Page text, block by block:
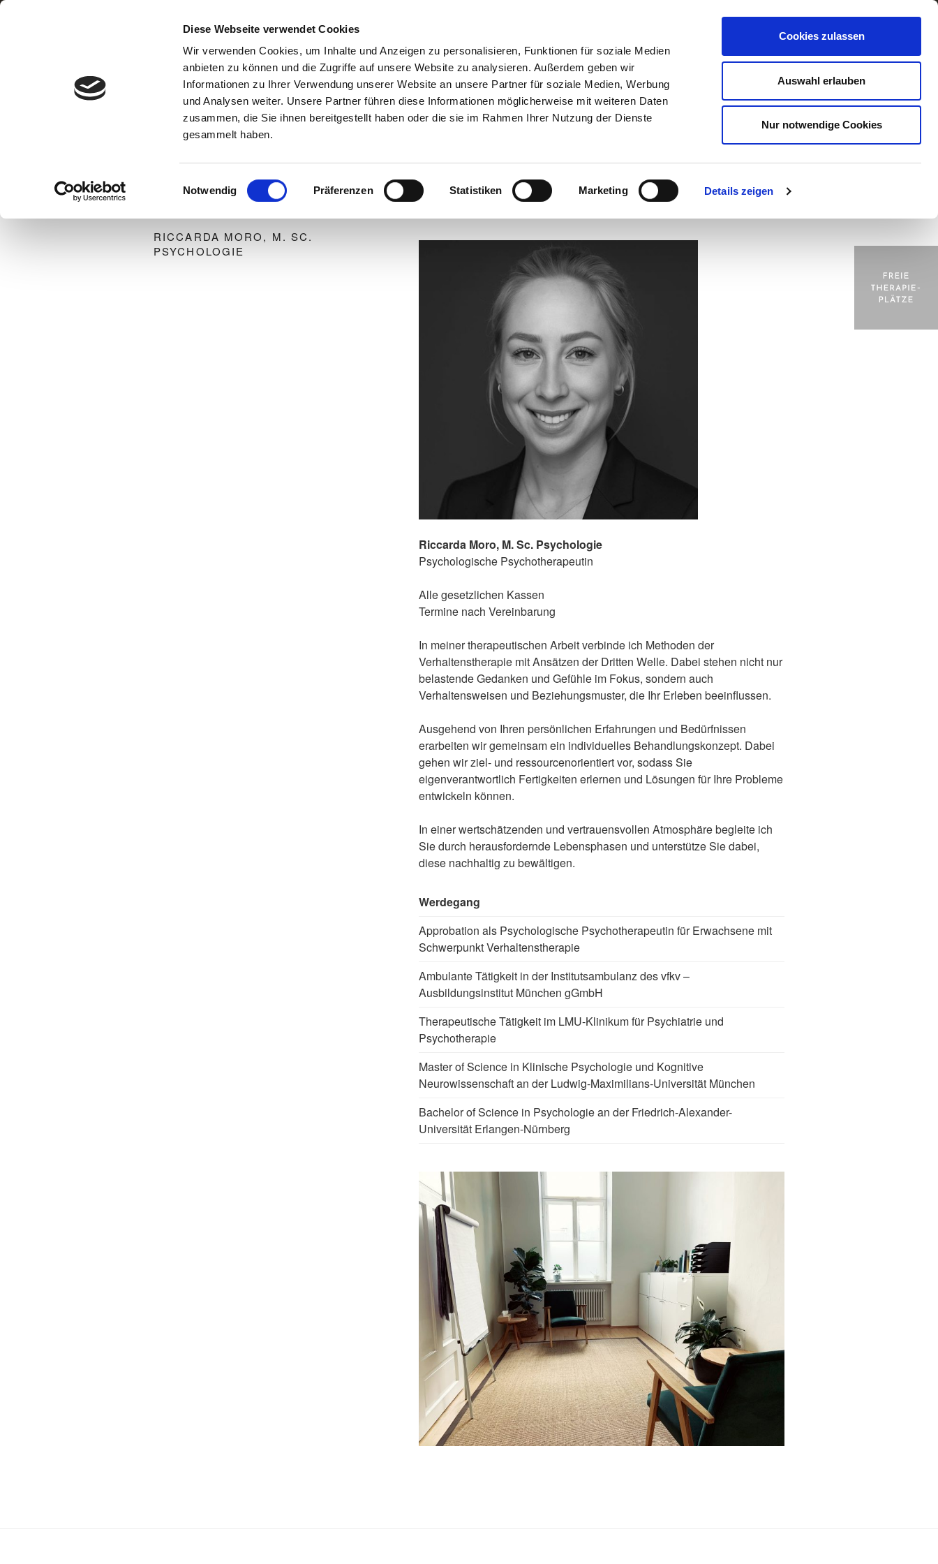
Diese Webseite verwendet Cookies
Wir verwenden Cookies, um Inhalte und Anzeigen zu personalisieren, Funktionen für soziale Medien
anbieten zu können und die Zugriffe auf unsere Website zu analysieren. Außerdem geben wir
Informationen zu Ihrer Verwendung unserer Website an unsere Partner für soziale Medien, Werbung
und Analysen weiter. Unsere Partner führen diese Informationen möglicherweise mit weiteren Daten
zusammen, die Sie ihnen bereitgestellt haben oder die sie im Rahmen Ihrer Nutzung der Dienste
gesammelt haben.
Einwilligungsauswahl
Notwendig Präferenzen Statistiken Marketing Details zeigen
Cookies zulassen
Auswahl erlauben
Nur notwendige Cookies
Zum
PSYCHOTHERAPIE GLAS
PRAXIS FÜR VERHALTENSTHERAPIE
Leistungen
RICCARDA MORO, M. SC.
PSYCHOLOGIE
Riccarda Moro, M. Sc. Psychologie
Psychologische Psychotherapeutin
Alle gesetzlichen Kassen
Termine nach Vereinbarung
In meiner therapeutischen Arbeit verbinde ich Methoden der
Verhaltenstherapie mit Ansätzen der Dritten Welle. Dabei stehen nicht nur
belastende Gedanken und Gefühle im Fokus, sondern auch
Verhaltensweisen und Beziehungsmuster, die Ihr Erleben beeinflussen.
Ausgehend von Ihren persönlichen Erfahrungen und Bedürfnissen
erarbeiten wir gemeinsam ein individuelles Behandlungskonzept. Dabei
gehen wir ziel- und ressourcenorientiert vor, sodass Sie
eigenverantwortlich Fertigkeiten erlernen und Lösungen für Ihre Probleme
entwickeln können.
In einer wertschätzenden und vertrauensvollen Atmosphäre begleite ich
Sie durch herausfordernde Lebensphasen und unterstütze Sie dabei,
diese nachhaltig zu bewältigen.
Werdegang
Approbation als Psychologische Psychotherapeutin für Erwachsene mit
Schwerpunkt Verhaltenstherapie
Ambulante Tätigkeit in der Institutsambulanz des vfkv –
Ausbildungsinstitut München gGmbH
Therapeutische Tätigkeit im LMU-Klinikum für Psychiatrie und
Psychotherapie
Master of Science in Klinische Psychologie und Kognitive
Neurowissenschaft an der Ludwig-Maximilians-Universität München
Bachelor of Science in Psychologie an der Friedrich-Alexander-
Universität Erlangen-Nürnberg
buchen